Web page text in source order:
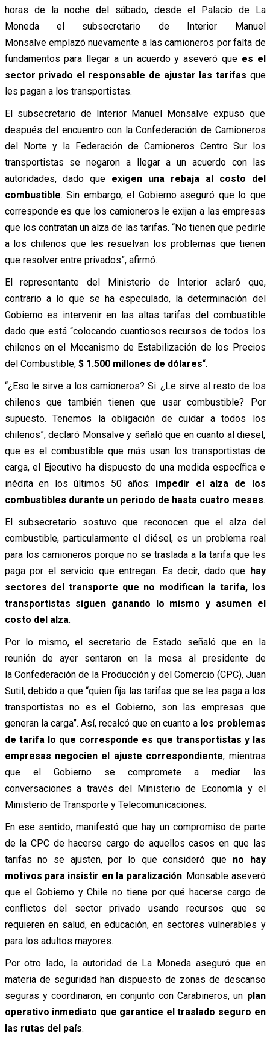
horas de la noche del sábado, desde el Palacio de La
Moneda el subsecretario de Interior Manuel
Monsalve emplazó nuevamente a las camioneros por falta de
fundamentos para llegar a un acuerdo y aseveró que es el
sector privado el responsable de ajustar las tarifas que
les pagan a los transportistas.
El subsecretario de Interior Manuel Monsalve expuso que
después del encuentro con la Confederación de Camioneros
del Norte y la Federación de Camioneros Centro Sur los
transportistas se negaron a llegar a un acuerdo con las
autoridades, dado que exigen una rebaja al costo del
combustible. Sin embargo, el Gobierno aseguró que lo que
corresponde es que los camioneros le exijan a las empresas
que los contratan un alza de las tarifas. “No tienen que pedirle
a los chilenos que les resuelvan los problemas que tienen
que resolver entre privados”, afirmó.
El representante del Ministerio de Interior aclaró que,
contrario a lo que se ha especulado, la determinación del
Gobierno es intervenir en las altas tarifas del combustible
dado que está “colocando cuantiosos recursos de todos los
chilenos en el Mecanismo de Estabilización de los Precios
del Combustible, $ 1.500 millones de dólares“.
“¿Eso le sirve a los camioneros? Si. ¿Le sirve al resto de los
chilenos que también tienen que usar combustible? Por
supuesto. Tenemos la obligación de cuidar a todos los
chilenos”, declaró Monsalve y señaló que en cuanto al diesel,
que es el combustible que más usan los transportistas de
carga, el Ejecutivo ha dispuesto de una medida específica e
inédita en los últimos 50 años: impedir el alza de los
combustibles durante un periodo de hasta cuatro meses.
El subsecretario sostuvo que reconocen que el alza del
combustible, particularmente el diésel, es un problema real
para los camioneros porque no se traslada a la tarifa que les
paga por el servicio que entregan. Es decir, dado que hay
sectores del transporte que no modifican la tarifa, los
transportistas siguen ganando lo mismo y asumen el
costo del alza.
Por lo mismo, el secretario de Estado señaló que en la
reunión de ayer sentaron en la mesa al presidente de
la Confederación de la Producción y del Comercio (CPC), Juan
Sutil, debido a que “quien fija las tarifas que se les paga a los
transportistas no es el Gobierno, son las empresas que
generan la carga”. Así, recalcó que en cuanto a los problemas
de tarifa lo que corresponde es que transportistas y las
empresas negocien el ajuste correspondiente, mientras
que el Gobierno se compromete a mediar las
conversaciones a través del Ministerio de Economía y el
Ministerio de Transporte y Telecomunicaciones.
En ese sentido, manifestó que hay un compromiso de parte
de la CPC de hacerse cargo de aquellos casos en que las
tarifas no se ajusten, por lo que consideró que no hay
motivos para insistir en la paralización. Monsable aseveró
que el Gobierno y Chile no tiene por qué hacerse cargo de
conflictos del sector privado usando recursos que se
requieren en salud, en educación, en sectores vulnerables y
para los adultos mayores.
Por otro lado, la autoridad de La Moneda aseguró que en
materia de seguridad han dispuesto de zonas de descanso
seguras y coordinaron, en conjunto con Carabineros, un plan
operativo inmediato que garantice el traslado seguro en
las rutas del país.